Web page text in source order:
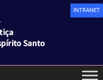
INTRANET